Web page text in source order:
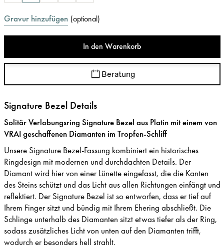
Gravur hinzufügen (optional)
In den Warenkorb
Beratung
Signature Bezel Details
Solitär Verlobungsring Signature Bezel aus Platin mit einem von
VRAI geschaffenen Diamanten im Tropfen-Schliff
Unsere Signature Bezel-Fassung kombiniert ein historisches
Ringdesign mit modernen und durchdachten Details. Der
Diamant wird hier von einer Lünette eingefasst, die die Kanten
des Steins schützt und das Licht aus allen Richtungen einfängt und
reflektiert. Der Signature Bezel ist so entworfen, dass er tief auf
Ihrem Finger sitzt und bündig mit Ihrem Ehering abschließt. Die
Schlinge unterhalb des Diamanten sitzt etwas tiefer als der Ring,
sodass zusätzliches Licht von unten auf den Diamanten trifft,
wodurch er besonders hell strahlt.